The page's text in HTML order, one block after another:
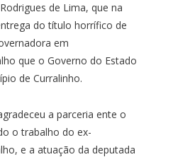
de Lima, que na
do título horrífico de
em
que o Governo do Estado
de Curralinho.
a parceria ente o
o trabalho do ex-
e a atuação da deputada